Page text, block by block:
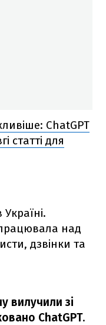
ChatGPT
статті для
над
дзвінки та
вилучили зі
ChatGPT.